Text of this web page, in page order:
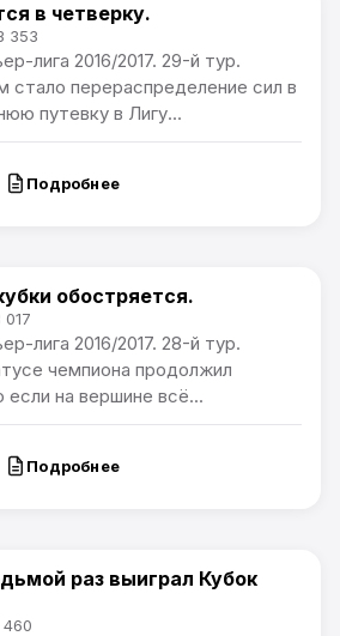
в четверку.
353
лига 2016/2017. 29-й тур.
стало перераспределение сил в
путевку в Лигу...
Подробнее
обостряется.
лига 2016/2017. 28-й тур.
чемпиона продолжил
на вершине всё...
Подробнее
раз выиграл Кубок